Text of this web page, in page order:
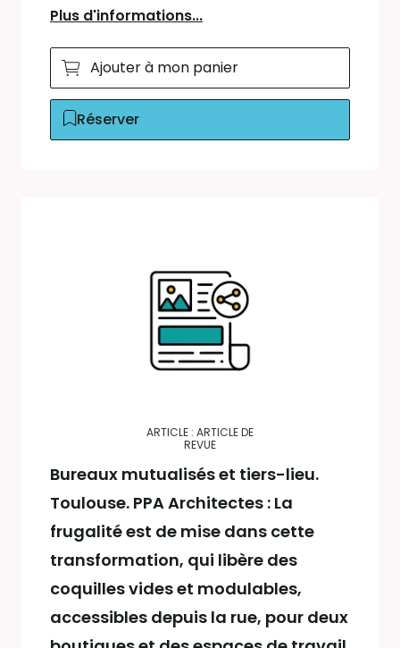
Plus d'informations...
Ajouter à mon panier
Réserver
ARTICLE : ARTICLE DE
REVUE
Bureaux mutualisés et tiers-lieu.
Toulouse. PPA Architectes : La
frugalité est de mise dans cette
transformation, qui libère des
coquilles vides et modulables,
accessibles depuis la rue, pour deux